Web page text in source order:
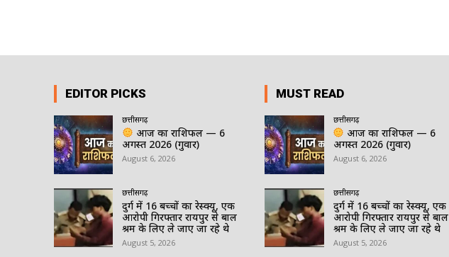
EDITOR PICKS
छत्तीसगढ़
आज का राशिफल — 6
अगस्त 2026 (गुरुवार)
August 6, 2026
छत्तीसगढ़
दुर्ग में 16 बच्चों का रेस्क्यू, एक
आरोपी गिरफ्तार रायपुर से बाल
श्रम के लिए ले जाए जा रहे थे
August 5, 2026
MUST READ
छत्तीसगढ़
आज का राशिफल — 6
अगस्त 2026 (गुरुवार)
August 6, 2026
छत्तीसगढ़
दुर्ग में 16 बच्चों का रेस्क्यू, एक
आरोपी गिरफ्तार रायपुर से बाल
श्रम के लिए ले जाए जा रहे थे
August 5, 2026